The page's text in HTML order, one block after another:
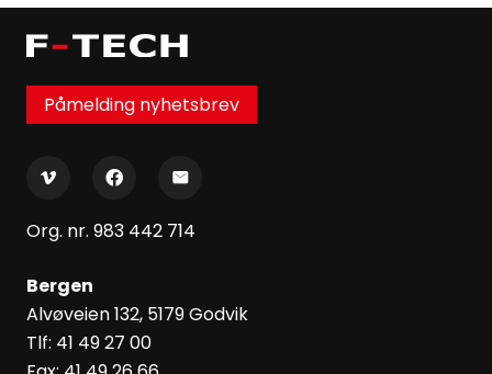
Påmelding nyhetsbrev
Org. nr. 983 442 714
Bergen
Alvøveien 132, 5179 Godvik
Tlf: 41 49 27 00